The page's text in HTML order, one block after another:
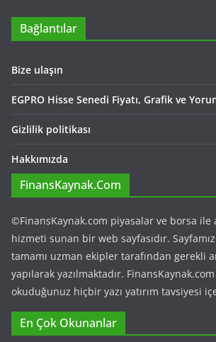
Bağlantılar
Bize ulaşın
EGPRO Hisse Senedi Fiyatı, Grafik ve
Gizlilik politikası
Hakkımızda
FinansKaynak.Com
©FinansKaynak.com piyasalar ve borsa ile
hizmeti sunan bir web sayfasıdır.
tamamı uzman ekipler tarafından gerekli
yapılarak yazılmaktadır.
okuduğunuz hiçbir yazı yatırım tavsiyesi
En Çok Okunanlar